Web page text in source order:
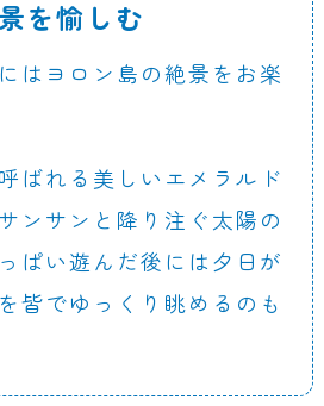
を愉しむ
はヨロン島の絶景をお楽
ばれる美しいエメラルド
ンサンと降り注ぐ太陽の
ぱい遊んだ後には夕日が
皆でゆっくり眺めるのも